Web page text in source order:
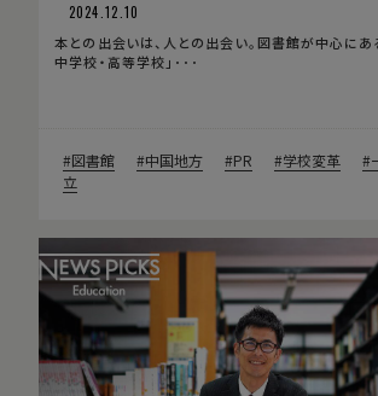
2024.12.10
本との出会いは、人との出会い。図書館が中心にあ
中学校・高等学校」･･･
図書館 中国地方 PR 学校変革
立